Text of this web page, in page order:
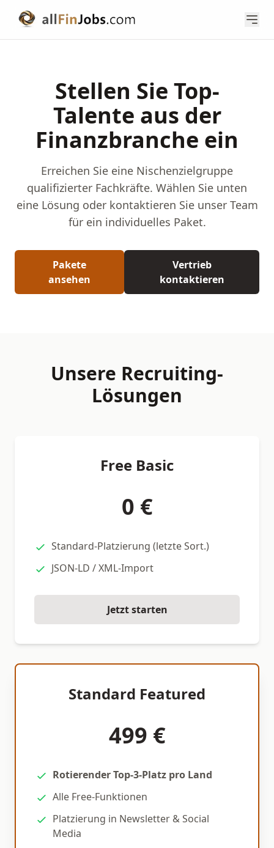
Stellen Sie Top-
Talente aus der
Finanzbranche ein
Erreichen Sie eine Nischenzielgruppe
qualifizierter Fachkräfte. Wählen Sie unten
eine Lösung oder kontaktieren Sie unser Team
für ein individuelles Paket.
Pakete
ansehen
Vertrieb
kontaktieren
Unsere Recruiting-
Lösungen
Free Basic
0 €
Standard-Platzierung (letzte Sort.)
JSON-LD / XML-Import
Jetzt starten
Standard Featured
499 €
Rotierender Top-3-Platz pro Land
Alle Free-Funktionen
Platzierung in Newsletter & Social
Media